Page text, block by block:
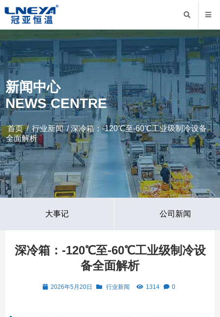
新闻中心
NEWS CENTRE
首页/行业新闻/ 深冷箱：-120℃至-60℃工业级制冷设备
全面解析
大事记 公司新闻
深冷箱：-120℃至-60℃工业级制冷设
备全面解析
2026年5月20日 行业新闻 1314 0